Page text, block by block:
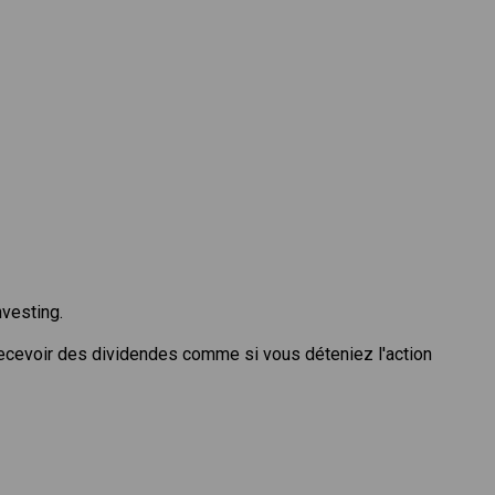
des dividendes comme si vous déteniez l'action